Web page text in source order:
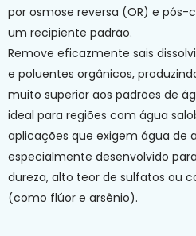
por osmose reversa (OR) e
um recipiente padrão.
Remove eficazmente sais
e poluentes orgânicos,
muito superior aos padrões de
ideal para regiões com água
aplicações que exigem água de
especialmente desenvolvido
dureza, alto teor de sulfatos ou
(como flúor e arsênio).